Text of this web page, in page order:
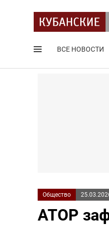
ВСЕ НОВОСТИ
Общество
АТОР